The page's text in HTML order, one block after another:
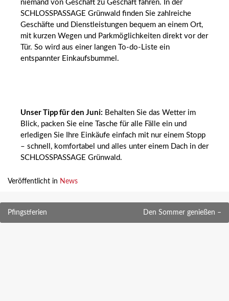
niemand von Geschäft zu Geschäft fahren. In der
SCHLOSSPASSAGE Grünwald finden Sie zahlreiche
Geschäfte und Dienstleistungen bequem an einem Ort,
mit kurzen Wegen und Parkmöglichkeiten direkt vor der
Tür. So wird aus einer langen To-do-Liste ein
entspannter Einkaufsbummel.
Unser Tipp für den Juni: Behalten Sie das Wetter im
Blick, packen Sie eine Tasche für alle Fälle ein und
erledigen Sie Ihre Einkäufe einfach mit nur einem Stopp
– schnell, komfortabel und alles unter einem Dach in der
SCHLOSSPASSAGE Grünwald.
Veröffentlicht in News
Beitragsnavigation
Pfingstferien Den Sommer genießen –